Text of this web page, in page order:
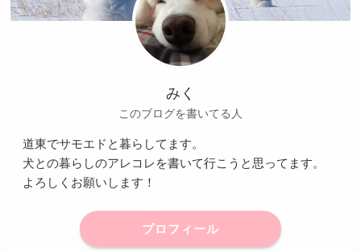
みく
このブログを書いてる人
道東でサモエドと暮らしてます。
犬との暮らしのアレコレを書いて行こうと思ってます。
よろしくお願いします！
プロフィール